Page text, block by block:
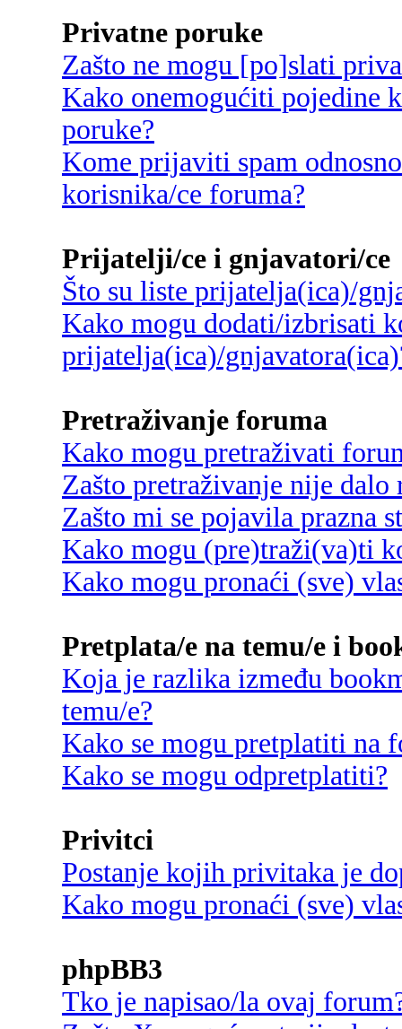
Privatne poruke
Zašto ne mogu [po]slati
Kako onemogućiti pojedine
poruke?
Kome prijaviti spam
korisnika/ce foruma?
Prijatelji/ce i gnjavatori/ce
Što su liste prijatelja(ica)/
Kako mogu dodati/izbrisati
prijatelja(ica)/
Pretraživanje foruma
Kako mogu pretraživati
Zašto pretraživanje nije dalo
Zašto mi se pojavila prazna
Kako mogu (pre)traži(va)ti
Kako mogu pronaći (sve)
Pretplata/e na temu/e i
Koja je razlika između
temu/e?
Kako se mogu pretplatiti na
Kako se mogu odpretplatiti?
Privitci
Postanje kojih privitaka je
Kako mogu pronaći (sve)
phpBB3
Tko je napisao/la ovaj